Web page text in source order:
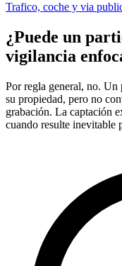
Trafico, coche y via
¿Puede un
vigilancia
Por regla general, no.
su propiedad, pero no
grabación. La captación
cuando resulte inevitable